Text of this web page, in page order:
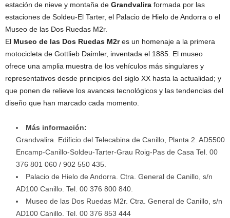
estación de nieve y montaña de Grandvalira formada por las
estaciones de Soldeu-El Tarter, el Palacio de Hielo de Andorra o el
Museo de las Dos Ruedas M2r.
El Museo de las Dos Ruedas M2res un homenaje a la primera
motocicleta de Gottlieb Daimler, inventada el 1885. El museo
ofrece una amplia muestra de los vehículos más singulares y
representativos desde principios del siglo XX hasta la actualidad; y
que ponen de relieve los avances tecnológicos y las tendencias del
diseño que han marcado cada momento.
Más información:
Grandvalira. Edificio del Telecabina de Canillo, Planta 2. AD5500
Encamp-Canillo-Soldeu-Tarter-Grau Roig-Pas de Casa Tel. 00
376 801 060 / 902 550 435.
Palacio de Hielo de Andorra. Ctra. General de Canillo, s/n
AD100 Canillo. Tel. 00 376 800 840.
Museo de las Dos Ruedas M2r. Ctra. General de Canillo, s/n
AD100 Canillo. Tel. 00 376 853 444